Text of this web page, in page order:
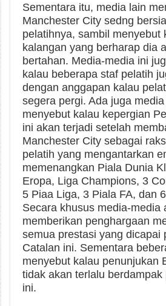
Sementara itu, media lain
Manchester City sedng
pelatihnya, sambil menyebut
kalangan yang berharap dia
bertahan. Media-media ini
kalau beberapa staf pelatih
dengan anggapan kalau
segera pergi. Ada juga
menyebut kalau kepergian
ini akan terjadi setelah
Manchester City sebagai
pelatih yang mengantarkan
memenangkan Piala Dunia
Eropa, Liga Champions, 3
5 Piaa Liga, 3 Piala FA, dan
Secara khusus media-media
memberikan penghargaan
semua prestasi yang dicapai
Catalan ini. Sementara
menyebut kalau penunjukan
tidak akan terlalu berdampak
ini.